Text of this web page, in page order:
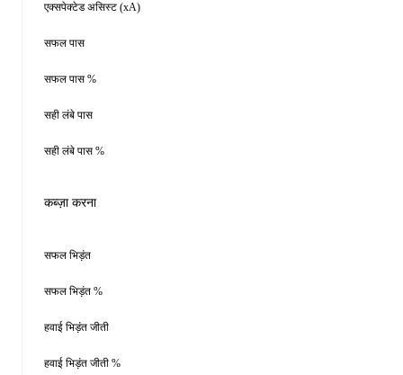
एक्सपेक्टेड असिस्ट (xA)
सफल पास
सफल पास %
सही लंबे पास
सही लंबे पास %
कब्ज़ा करना
सफल भिड़ंत
सफल भिड़ंत %
हवाई भिड़ंत जीती
हवाई भिड़ंत जीती %